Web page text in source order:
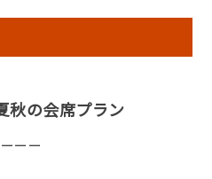
秋の会席プラン
ーー